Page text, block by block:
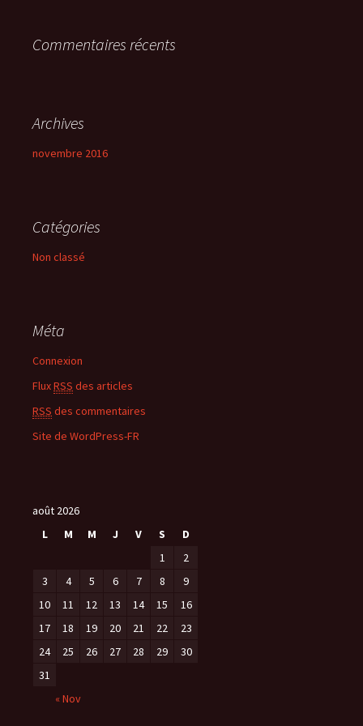
:Commentaires récents
Archives
novembre 2016
Catégories
Non classé
Méta
Connexion
FluxRSS des articles
RSS des commentaires
Site de WordPress-FR
août 2026
L
M M J V S D
« Nov
1
2
3
4 5 6 7 8
9
10
11 12 13 14 15
16
17
18 19 20 21 22
23
24
25 26 27 28 29
30
31